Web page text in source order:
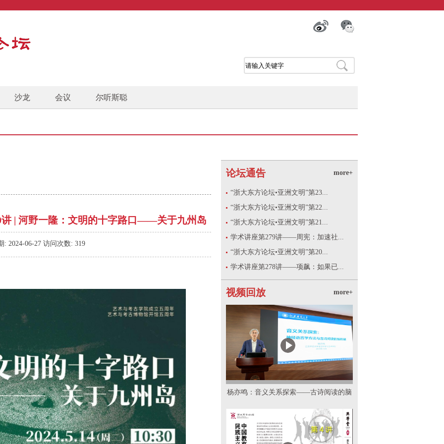
沙龙 会议 尔听斯聪
讲 | 河野一隆：文明的十字路口——关于九州岛
: 2024-06-27 访问次数: 319
论坛通告 more+
“浙大东方论坛•亚洲文明”第23...
“浙大东方论坛•亚洲文明”第22...
“浙大东方论坛•亚洲文明”第21...
学术讲座第279讲——周宪：加速社...
“浙大东方论坛•亚洲文明”第20...
学术讲座第278讲——项飙：如果已...
视频回放 more+
杨亦鸣：音义关系探索——古诗阅读的脑
机制